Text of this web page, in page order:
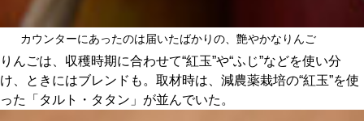
カウンターにあったのは届いたばかりの、艶やかなりんご
りんごは、収穫時期に合わせて“紅玉”や“ふじ”などを使い分
け、ときにはブレンドも。取材時は、減農薬栽培の“紅玉”を使
った「タルト・タタン」が並んでいた。